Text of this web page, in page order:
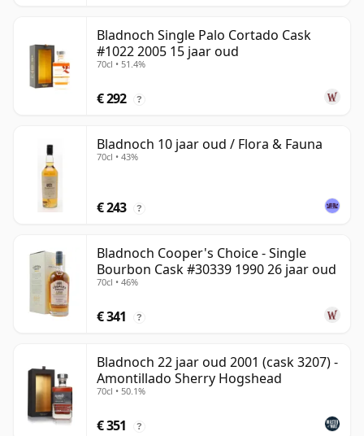
Bladnoch Single Palo Cortado Cask
#1022 2005 15 jaar oud
70cl • 51.4%
€ 292 ?
Bladnoch 10 jaar oud / Flora & Fauna
70cl • 43%
€ 243 ?
Bladnoch Cooper's Choice - Single
Bourbon Cask #30339 1990 26 jaar oud
70cl • 46%
€ 341 ?
Bladnoch 22 jaar oud 2001 (cask 3207) -
Amontillado Sherry Hogshead
70cl • 50.1%
€ 351 ?